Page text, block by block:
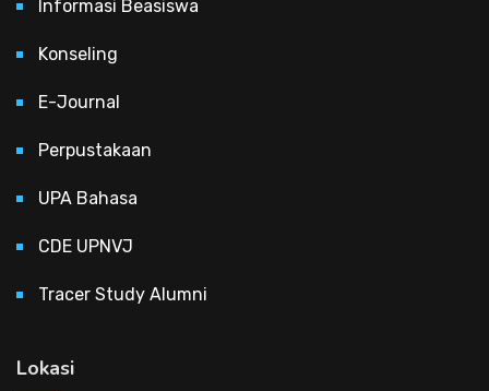
Informasi Beasiswa
Konseling
E-Journal
Perpustakaan
UPA Bahasa
CDE UPNVJ
Tracer Study Alumni
Lokasi